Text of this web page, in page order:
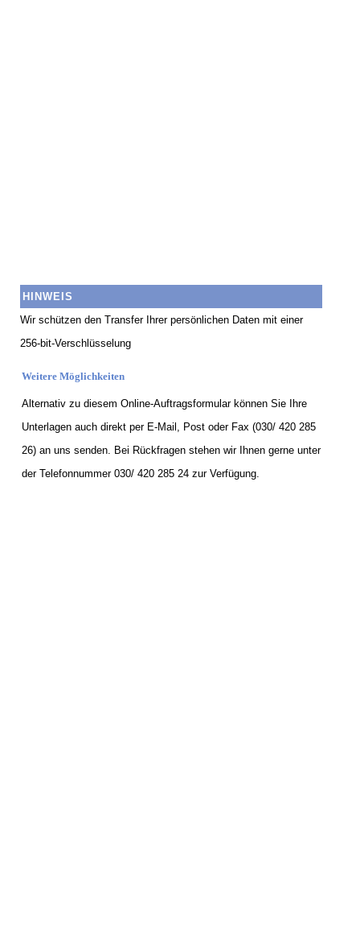
HINWEIS
Wir schützen den Transfer Ihrer persönlichen Daten mit einer
256-bit-Verschlüsselung
Weitere Möglichkeiten
Alternativ zu diesem Online-Auftragsformular können Sie Ihre
Unterlagen auch direkt per E-Mail, Post oder Fax (030/ 420 285
26) an uns senden. Bei Rückfragen stehen wir Ihnen gerne unter
der Telefonnummer 030/ 420 285 24 zur Verfügung.